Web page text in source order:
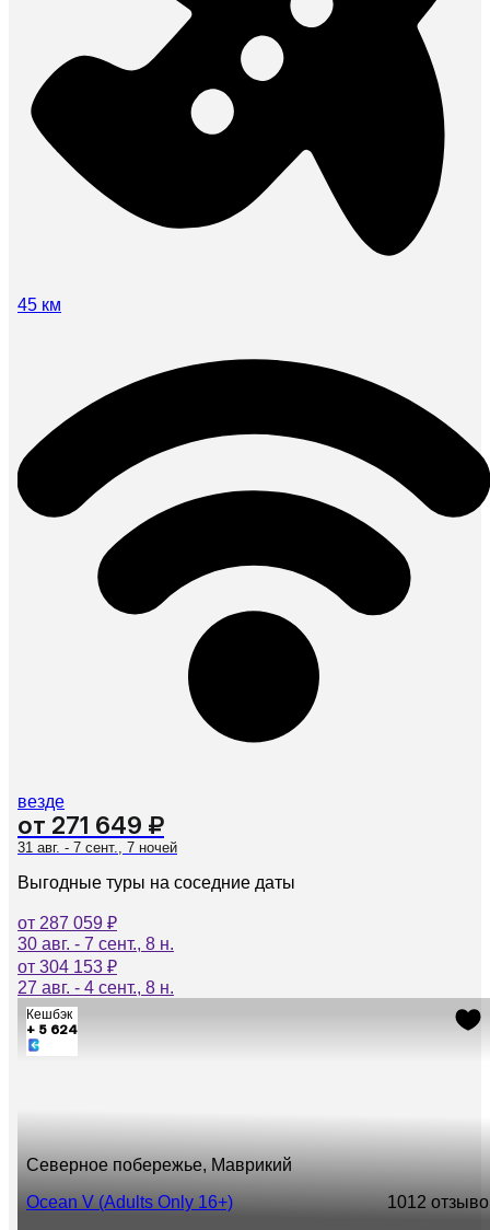
45 км
везде
от 271 649 ₽
31 авг. - 7 сент., 7 ночей
Выгодные туры на соседние даты
от 287 059 ₽
30 авг. - 7 сент., 8 н.
от 304 153 ₽
27 авг. - 4 сент., 8 н.
Кешбэк
+ 5 624
Северное побережье, Маврикий
Ocean V (Adults Only 16+)
1012